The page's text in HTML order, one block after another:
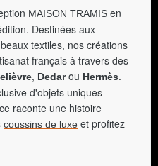
MAISON TRAMIS en
Destinées aux
textiles, nos créations
français à travers des
, Dedarou Hermès.
d'objets uniques
raconte une histoire
coussins de luxe et profitez